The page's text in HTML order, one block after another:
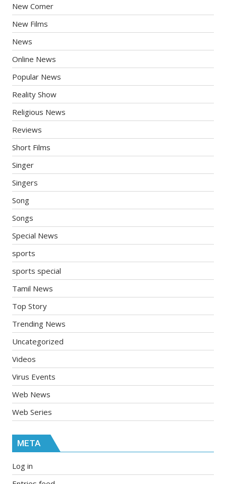
New Comer
New Films
News
Online News
Popular News
Reality Show
Religious News
Reviews
Short Films
Singer
Singers
Song
Songs
Special News
sports
sports special
Tamil News
Top Story
Trending News
Uncategorized
Videos
Virus Events
Web News
Web Series
META
Log in